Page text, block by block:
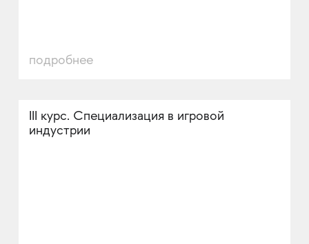
подробнее
III курс. Специализация в игровой
индустрии